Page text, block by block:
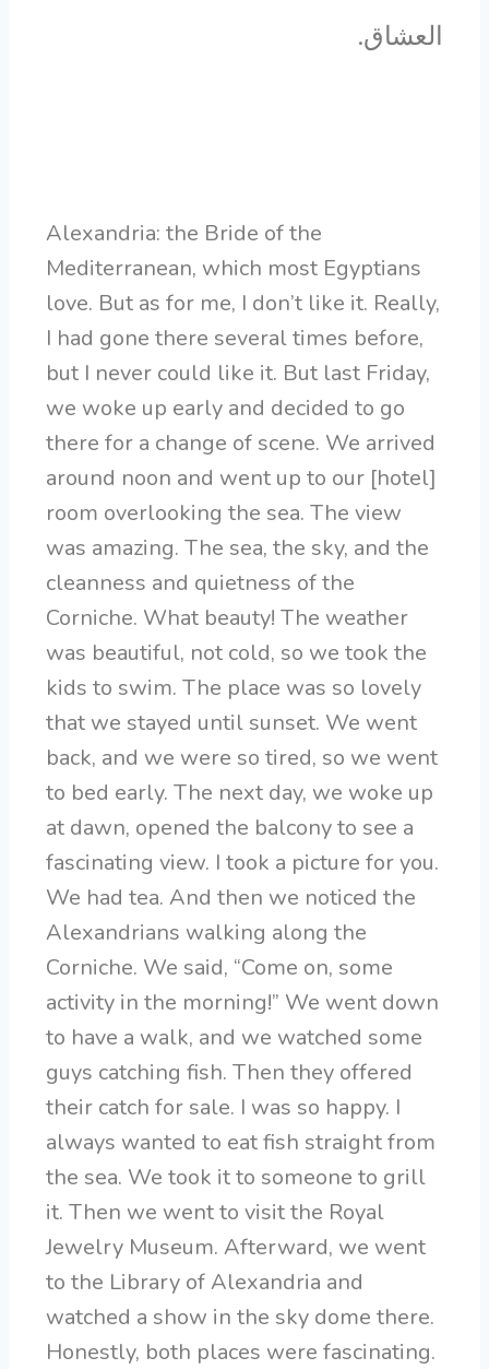
العشاق.
Alexandria: the Bride of the
Mediterranean, which most Egyptians
love. But as for me, I don’t like it. Really,
I had gone there several times before,
but I never could like it. But last Friday,
we woke up early and decided to go
there for a change of scene. We arrived
around noon and went up to our [hotel]
room overlooking the sea. The view
was amazing. The sea, the sky, and the
cleanness and quietness of the
Corniche. What beauty! The weather
was beautiful, not cold, so we took the
kids to swim. The place was so lovely
that we stayed until sunset. We went
back, and we were so tired, so we went
to bed early. The next day, we woke up
at dawn, opened the balcony to see a
fascinating view. I took a picture for you.
We had tea. And then we noticed the
Alexandrians walking along the
Corniche. We said, “Come on, some
activity in the morning!” We went down
to have a walk, and we watched some
guys catching fish. Then they offered
their catch for sale. I was so happy. I
always wanted to eat fish straight from
the sea. We took it to someone to grill
it. Then we went to visit the Royal
Jewelry Museum. Afterward, we went
to the Library of Alexandria and
watched a show in the sky dome there.
Honestly, both places were fascinating.